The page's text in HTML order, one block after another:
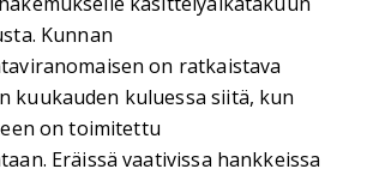
Kunnan
on ratkaistava
kuukauden kuluessa siitä, kun
on toimitettu
Eräissä vaativissa hankkeissa